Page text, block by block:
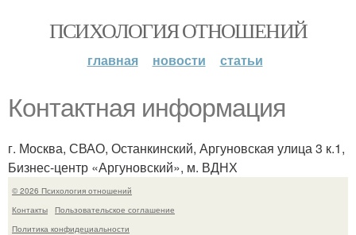
ПСИХОЛОГИЯ ОТНОШЕНИЙ
главная новости статьи
Контактная информация
г. Москва, СВАО, Останкинский, Аргуновская улица 3 к.1,
Бизнес-центр «Аргуновский», м. ВДНХ
© 2026 Психология отношений
Контакты
Пользовательское соглашение
Политика конфидециальности